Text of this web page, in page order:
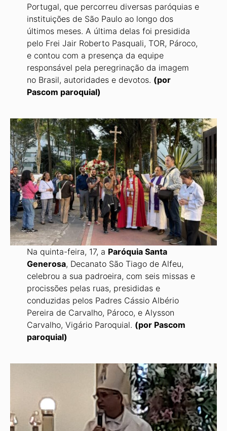
Portugal, que percorreu diversas paróquias e
instituições de São Paulo ao longo dos
últimos meses. A última delas foi presidida
pelo Frei Jair Roberto Pasquali, TOR, Pároco,
e contou com a presença da equipe
responsável pela peregrinação da imagem
no Brasil, autoridades e devotos. (por
Pascom paroquial)
Na quinta-feira, 17, a Paróquia Santa
Generosa, Decanato São Tiago de Alfeu,
celebrou a sua padroeira, com seis missas e
procissões pelas ruas, presididas e
conduzidas pelos Padres Cássio Albério
Pereira de Carvalho, Pároco, e Alysson
Carvalho, Vigário Paroquial. (por Pascom
paroquial)